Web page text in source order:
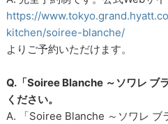
https://
kitchen/soiree-blanche/
よりご予約いただけます。
Q.「Soiree Blanche ～ソワレ ブ
ください。
A. 「Soiree Blanche ～ソワレ ブ